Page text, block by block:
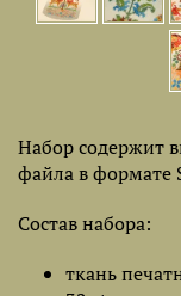
Набор содержит
файла в формате
Состав набора:
ткань